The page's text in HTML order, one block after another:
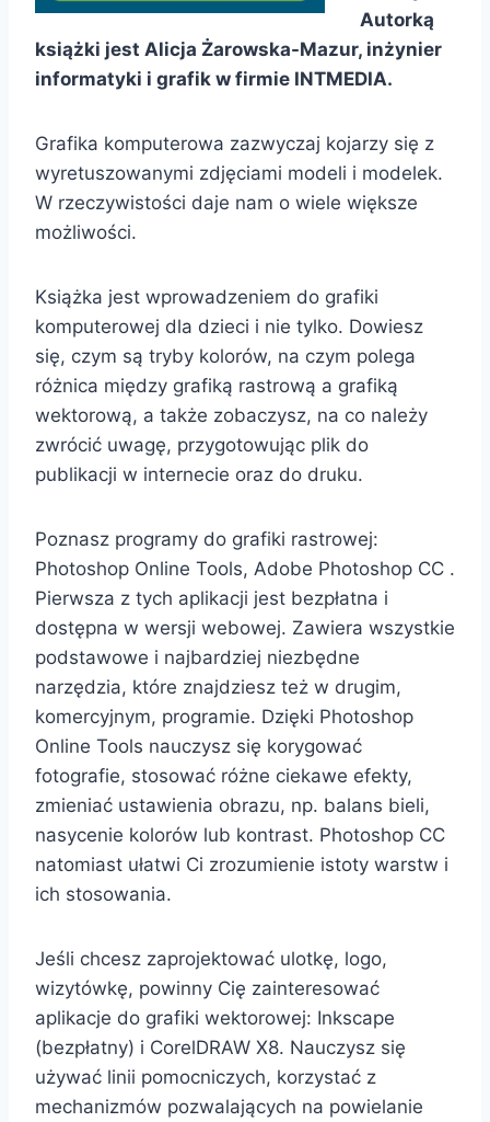
Autorką
książki jest Alicja Żarowska-Mazur, inżynier
informatyki i grafik w firmie INTMEDIA.
Grafika komputerowa zazwyczaj kojarzy się z
wyretuszowanymi zdjęciami modeli i modelek.
W rzeczywistości daje nam o wiele większe
możliwości.
Książka jest wprowadzeniem do grafiki
komputerowej dla dzieci i nie tylko. Dowiesz
się, czym są tryby kolorów, na czym polega
różnica między grafiką rastrową a grafiką
wektorową, a także zobaczysz, na co należy
zwrócić uwagę, przygotowując plik do
publikacji w internecie oraz do druku.
Poznasz programy do grafiki rastrowej:
Photoshop Online Tools, Adobe Photoshop CC .
Pierwsza z tych aplikacji jest bezpłatna i
dostępna w wersji webowej. Zawiera wszystkie
podstawowe i najbardziej niezbędne
narzędzia, które znajdziesz też w drugim,
komercyjnym, programie. Dzięki Photoshop
Online Tools nauczysz się korygować
fotografie, stosować różne ciekawe efekty,
zmieniać ustawienia obrazu, np. balans bieli,
nasycenie kolorów lub kontrast. Photoshop CC
natomiast ułatwi Ci zrozumienie istoty warstw i
ich stosowania.
Jeśli chcesz zaprojektować ulotkę, logo,
wizytówkę, powinny Cię zainteresować
aplikacje do grafiki wektorowej: Inkscape
(bezpłatny) i CorelDRAW X8. Nauczysz się
używać linii pomocniczych, korzystać z
mechanizmów pozwalających na powielanie